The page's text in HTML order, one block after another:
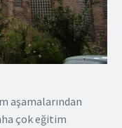
aşamalarından
çok eğitim